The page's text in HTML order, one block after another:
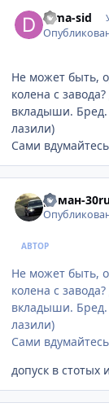
dima-sid
Не может быть,
колена с
вкладыши. Бред.
лазили)
Сами
роман-
АВТОР
Не может быть,
колена с
вкладыши. Бред.
лазили)
Сами
допуск в стотых